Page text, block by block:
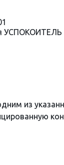
УСПОКОИТЕЛЬ
из